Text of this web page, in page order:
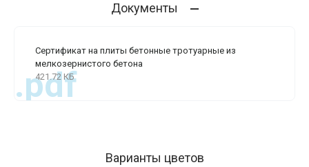
Документы
Сертификат на плиты бетонные тротуарные из
мелкозернистого бетона
421.72 КБ
.pdf
Варианты цветов